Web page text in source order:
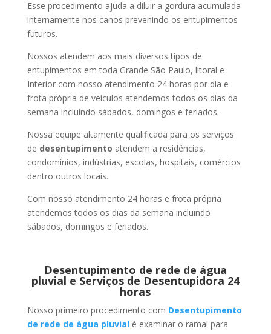
Esse procedimento ajuda a diluir a gordura acumulada
internamente nos canos prevenindo os entupimentos
futuros.
Nossos atendem aos mais diversos tipos de
entupimentos em toda Grande São Paulo, litoral e
Interior com nosso atendimento 24 horas por dia e
frota própria de veículos atendemos todos os dias da
semana incluindo sábados, domingos e feriados.
Nossa equipe altamente qualificada para os serviços
de desentupimento atendem a residências,
condomínios, indústrias, escolas, hospitais, comércios
dentro outros locais.
Com nosso atendimento 24 horas e frota própria
atendemos todos os dias da semana incluindo
sábados, domingos e feriados.
Desentupimento de rede de água
pluvial e Serviços de Desentupidora 24
horas
Nosso primeiro procedimento com Desentupimento
de rede de água pluvialé examinar o ramal para